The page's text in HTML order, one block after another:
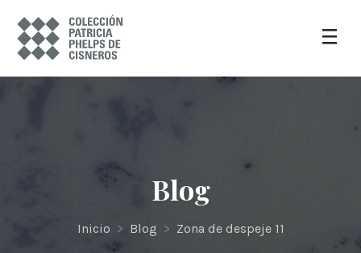
Blog
Inicio > Blog > Zona de despeje 11